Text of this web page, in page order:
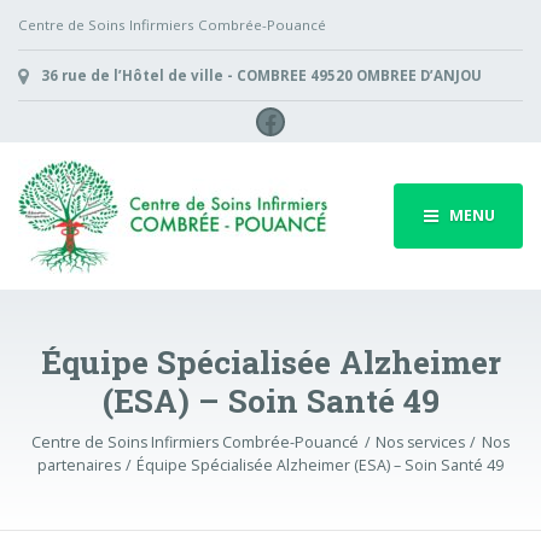
Centre de Soins Infirmiers Combrée-Pouancé
36 rue de l’Hôtel de ville - COMBREE 49520 OMBREE D’ANJOU
Facebook
MENU
Équipe Spécialisée Alzheimer
(ESA) – Soin Santé 49
Centre de Soins Infirmiers Combrée-Pouancé Nos services
Nos
partenaires
Équipe Spécialisée Alzheimer (ESA) – Soin Santé 49